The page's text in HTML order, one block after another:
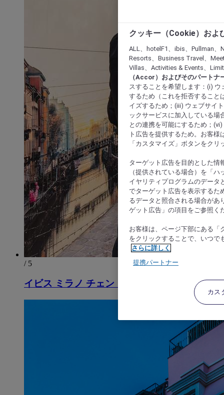
/ 5
イビス ミラノ チェントロ
クッキー（Cookie）およ
ALL、hotelF1、ibis、Pullman
Resorts、Business Travel、
Villas、Activities & Events、
（Accor）およびそのパートナ
スすることを希望します：(i)
するため（これを拒否すること
イズするため；(iii) ウェブサイ
ックサービスに加入している場
との連携を可能にするため；
ト広告を提供するため。お客
「カスタマイズ」ボタンをク
ターゲット広告を目的とした情
（提供されている場合）を「
イヤリティプログラムのデータ
でターゲット広告を表示するた
るデータと照合される場合があ
ゲット広告」の項目をご参照く
お客様は、ページ下部にある「
をクリックすることで、いつで
さらに詳しく
提携パートナー
カス